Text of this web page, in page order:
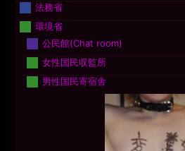
法務省
環境省
公民館(Chat room)
女性国民収監所
男性国民寄宿舎